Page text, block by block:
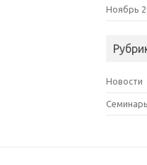
Ноябрь
Новости